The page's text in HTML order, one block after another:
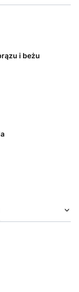
i beżu